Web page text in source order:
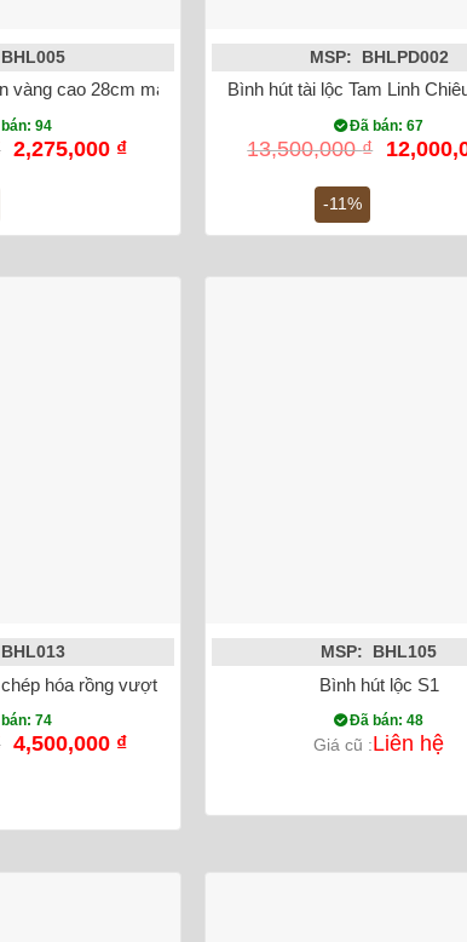
vàng cao 28cm mạ vàng 18k
94
Giá
2,275,000 ₫Giá
2,275,000 ₫.
-11%
MSP: BHLPD002
Bình hút tài lộc Tam Linh
Đã bán: 67
13,500,000₫ Giá
hóa rồng vượt vũ môn vẽ vàng
74
Giá
4,500,000 ₫Giá
4,500,000 ₫.
MSP: BHL105
Bình hút lộc S1
Đã bán: 48
Giá cũ :Liên hệ